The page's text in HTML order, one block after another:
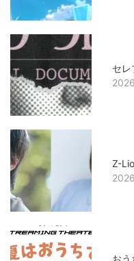
セレ
Z-